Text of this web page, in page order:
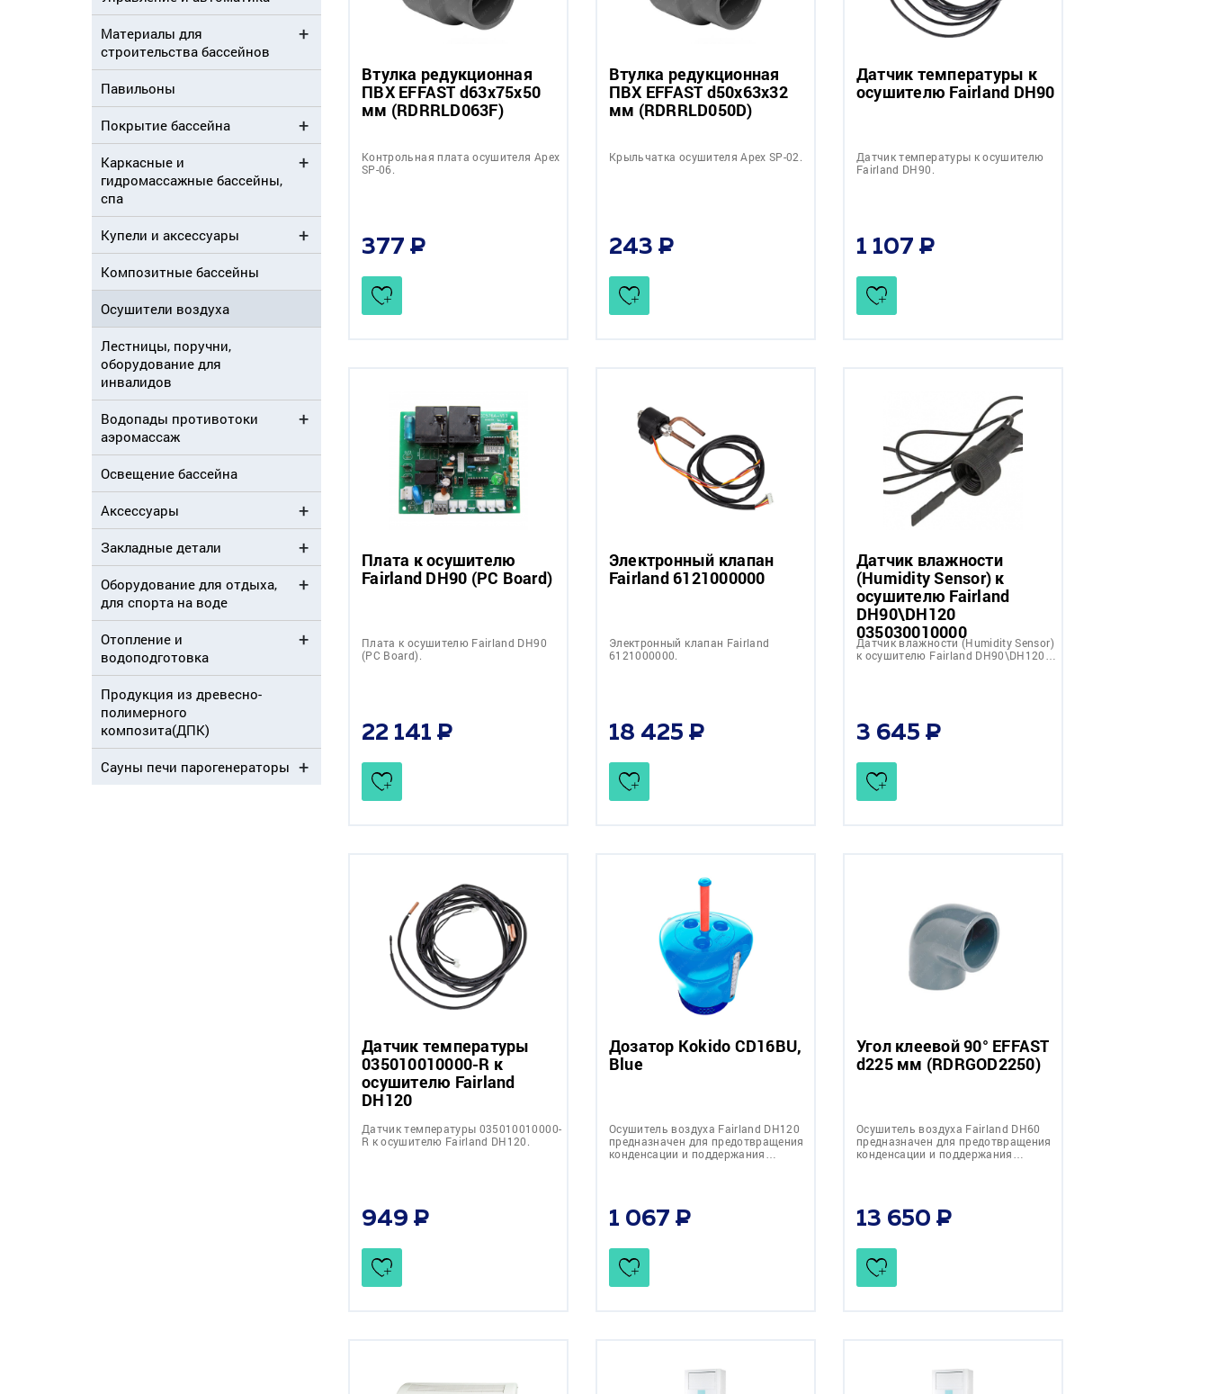
Материалы для
строительства бассейнов
Павильоны
Покрытие бассейна
Каркасные и
гидромассажные бассейны,
спа
Купели и аксессуары
Композитные бассейны
Осушители воздуха
Лестницы, поручни,
оборудование для
инвалидов
Водопады противотоки
аэромассаж
Освещение бассейна
Аксессуары
Закладные детали
Оборудование для отдыха,
для спорта на воде
Отопление и
водоподготовка
Продукция из древесно-
полимерного
композита(ДПК)
Сауны печи парогенераторы
Втулка редукционная
ПВХ EFFAST d63x75x50
мм (RDRRLD063F)
Контрольная плата осушителя Apex
SP-06.
377
Втулка редукционная
ПВХ EFFAST d50x63x32
мм (RDRRLD050D)
Крыльчатка осушителя Apex SP-02.
243
Датчик температуры к
осушителю Fairland DH90
Датчик температуры к осушителю
Fairland DH90.
1 107
Плата к осушителю
Fairland DH90 (PC Board)
Плата к осушителю Fairland DH90
(PC Board).
22 141
Электронный клапан
Fairland 6121000000
Электронный клапан Fairland
6121000000.
18 425
Датчик влажности
(Humidity Sensor) к
осушителю Fairland
DH90\DH120
035030010000
Датчик влажности (Humidity Sensor)
к осушителю Fairland DH90\DH120…
3 645
Датчик температуры
035010010000-R к
осушителю Fairland
DH120
Датчик температуры 035010010000-
R к осушителю Fairland DH120.
949
Дозатор Kokido CD16BU,
Blue
Осушитель воздуха Fairland DH120
предназначен для предотвращения
конденсации и поддержания…
1 067
Угол клеевой 90° EFFAST
d225 мм (RDRGOD2250)
Осушитель воздуха Fairland DH60
предназначен для предотвращения
конденсации и поддержания…
13 650